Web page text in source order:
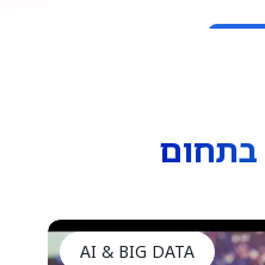
בתחום
AI & BIG DATA